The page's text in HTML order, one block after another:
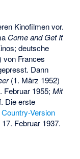
Kinofilmen vor.
Come and Get It
deutsche
von Frances
Dann
(1. März 1952)
Februar 1955;Mit
Die erste
Country-Version
Februar 1937.